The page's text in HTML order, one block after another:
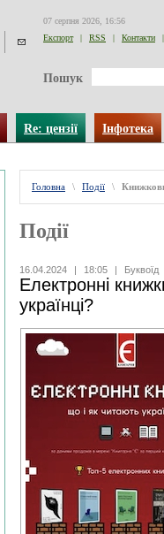
07 серпня 2026, 16:56
Експорт
| RSS | Контакти |
Пошук
Re: цензії Інфотека
Головна \ Події \
Події
16.04.2024 | 18:05 | Буквоїд
Електронні
українці?